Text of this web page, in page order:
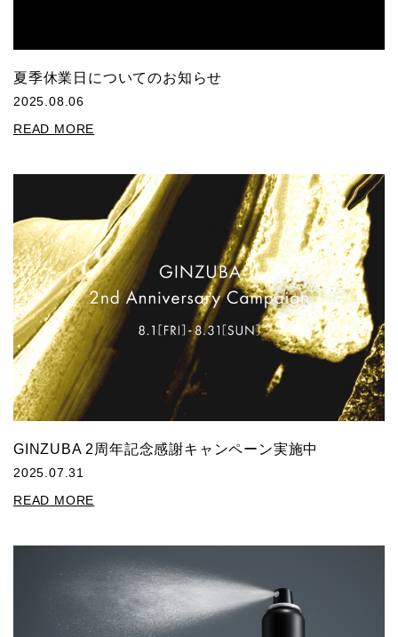
夏季休業日についてのお知らせ
2025.08.06
READ MORE
GINZUBA 2周年記念感謝キャンペーン実施中
2025.07.31
READ MORE